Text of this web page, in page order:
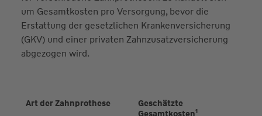
um Gesamtkosten pro Versorgung, bevor die
Erstattung der gesetzlichen Krankenversicherung
(GKV) und einer privaten Zahnzusatzversicherung
abgezogen wird.
Art der Zahnprothese
Geschätzte
Gesamtkosten1